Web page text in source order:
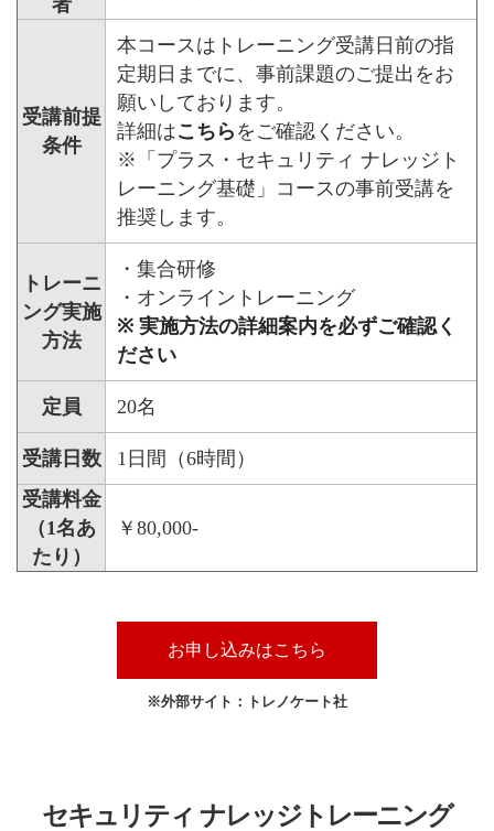
受講前提
条件
本コースはトレーニング受講日前の指
定期日までに、事前課題のご提出をお
願いしております。
詳細はこちら をご確認ください。
※「プラス・セキュリティ ナレッジト
レーニング基礎」コースの事前受講を
推奨します。
トレーニ
ング実施
方法
・集合研修
・オンライントレーニング
※ 実施方法の詳細案内を必ずご確認く
ださい
定員 20名
受講日数
1日間（6時間）
受講料金
（1名あ
たり）
￥80,000-
お申し込みはこちら
※外部サイト：トレノケート社
セキュリティ ナレッジトレーニング